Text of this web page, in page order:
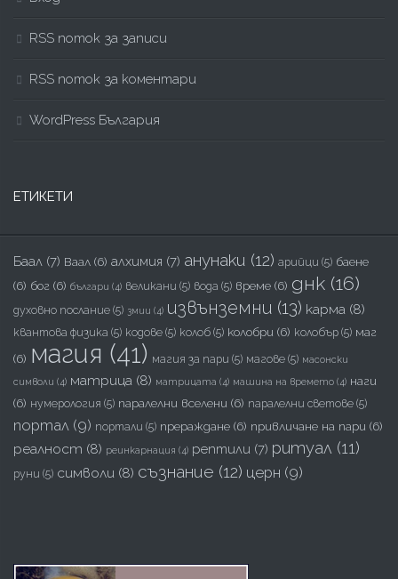
RSS поток за записи
RSS поток за коментари
WordPress България
ЕТИКЕТИ
Баал (7) Ваал (6) алхимия (7) анунаки (12) арийци (5) баене
(6) бог (6) българи (4) великани (5) вода (5) време (6) днк (16)
духовно послание (5) змии (4) извънземни (13) карма (8)
квантова физика (5) кодове (5) колоб (5) колобри (6) колобър (5) маг
(6) магия (41) магия за пари (5) магове (5) масонски
символи (4) матрица (8) матрицата (4) машина на времето (4) наги
(6) нумерология (5) паралелни вселени (6) паралелни светове (5)
портал (9) портали (5) прераждане (6) привличане на пари (6)
реалност (8) реинкарнация (4) рептили (7) ритуал (11)
руни (5) символи (8) съзнание (12) церн (9)